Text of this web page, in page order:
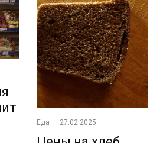
Еда · 27.02.2025